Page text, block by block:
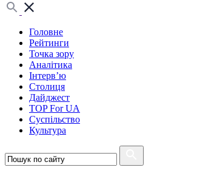
Головне
Рейтинги
Точка зору
Аналітика
Інтерв’ю
Столиця
Дайджест
TOP For UA
Суспiльство
Культура